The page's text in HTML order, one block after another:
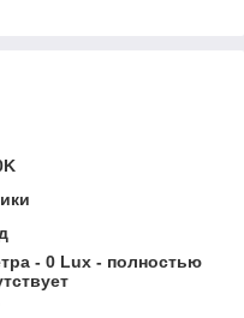
- 0 Lux - полностью